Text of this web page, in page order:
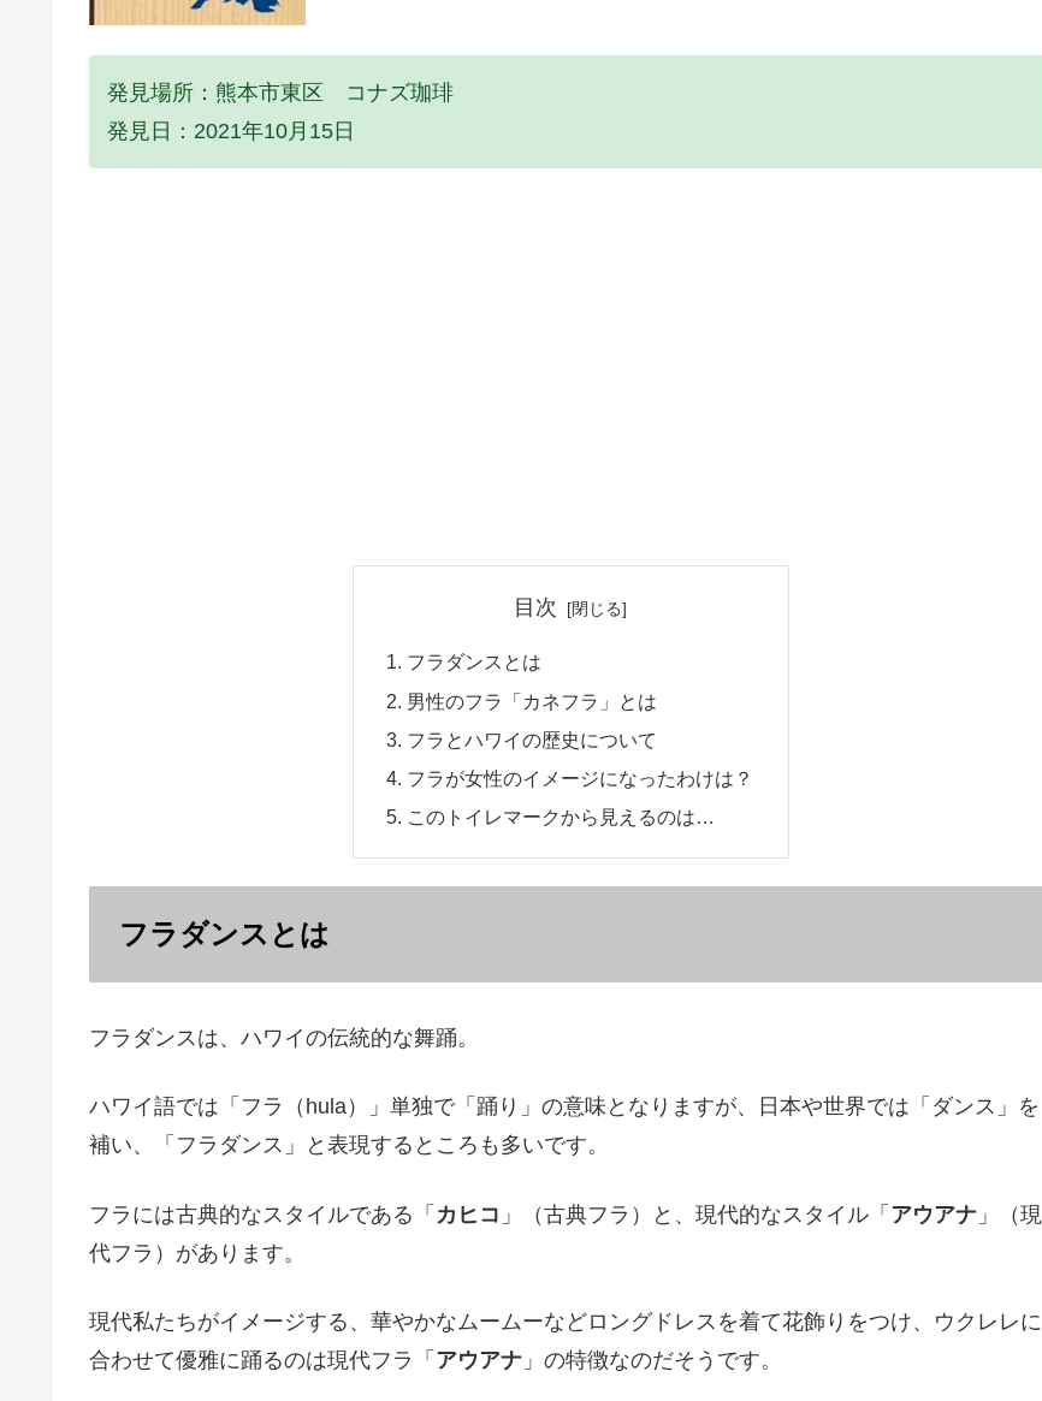
発見場所：熊本市東区 コナズ珈琲
発見日：2021年10月15日
目次
フラダンスとは
男性のフラ「カネフラ」とは
フラとハワイの歴史について
フラが女性のイメージになったわけは？
このトイレマークから見えるのは…
フラダンスとは
フラダンスは、ハワイの伝統的な舞踊。
ハワイ語では「フラ（hula）」単独で「踊り」の意味となりますが、日本や世界では「ダンス」を
補い、「フラダンス」と表現するところも多いです。
フラには古典的なスタイルである「 カヒコ 」（古典フラ）と、現代的なスタイル「 アウアナ 」（現
代フラ）があります。
現代私たちがイメージする、華やかなムームーなどロングドレスを着て花飾りをつけ、ウクレレに
合わせて優雅に踊るのは現代フラ「 アウアナ 」の特徴なのだそうです。